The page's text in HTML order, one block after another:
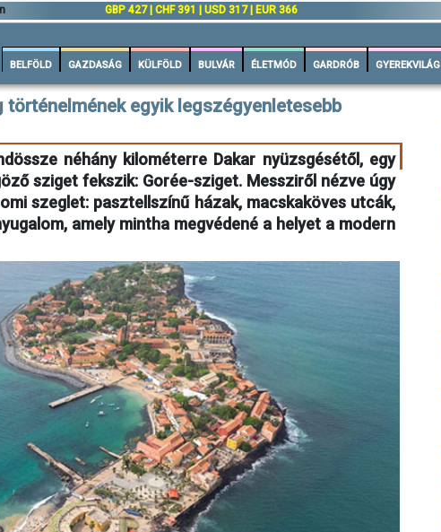
GBP 427 | CHF 391 | USD 317 | EUR 366
BELFÖLD GAZDASÁG KÜLFÖLD BULVÁR ÉLETMÓD GARDRÓB GYEREKVILÁG
történelmének egyik legszégyenletesebb
néhány kilométerre Dakar nyüzsgésétől, egy
sziget fekszik: Gorée-sziget. Messziről nézve úgy
szeglet: pasztellszínű házak, macskaköves utcák,
amely mintha megvédené a helyet a modern